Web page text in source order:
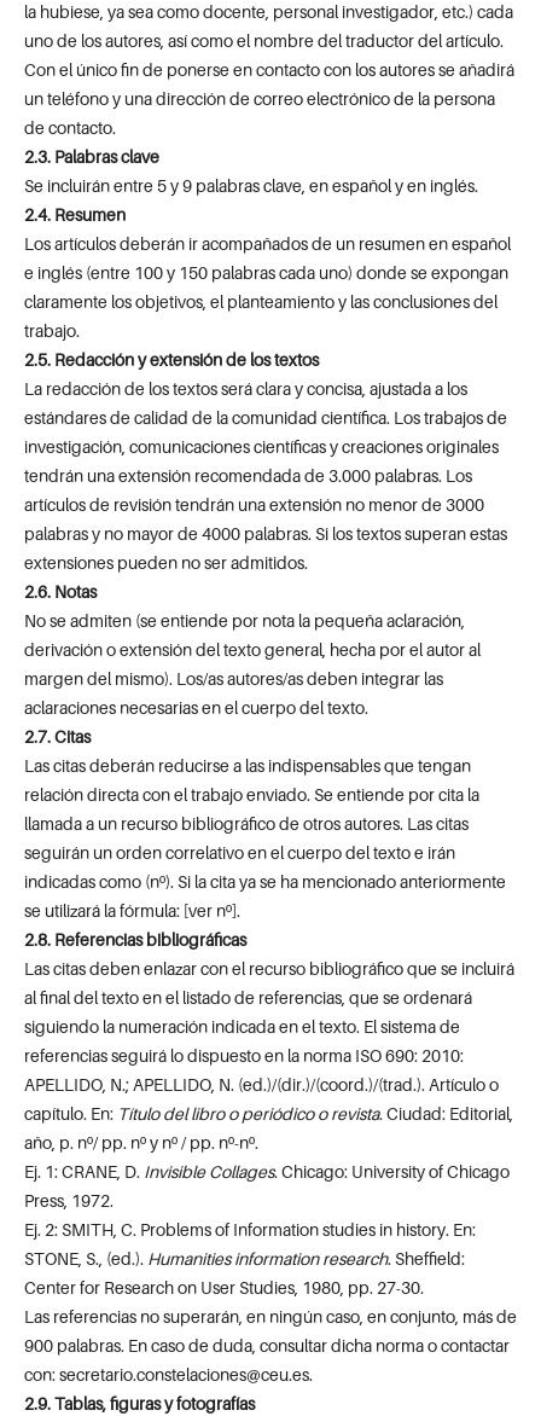
la hubiese, ya sea como docente, personal investigador, etc.) cada
uno de los autores, así como el nombre del traductor del artículo.
Con el único fin de ponerse en contacto con los autores se añadirá
un teléfono y una dirección de correo electrónico de la persona
de contacto.
2.3. Palabras clave
Se incluirán entre 5 y 9 palabras clave, en español y en inglés.
2.4. Resumen
Los artículos deberán ir acompañados de un resumen en español
e inglés (entre 100 y 150 palabras cada uno) donde se expongan
claramente los objetivos, el planteamiento y las conclusiones del
trabajo.
2.5. Redacción y extensión de los textos
La redacción de los textos será clara y concisa, ajustada a los
estándares de calidad de la comunidad científica. Los trabajos de
investigación, comunicaciones científicas y creaciones originales
tendrán una extensión recomendada de 3.000 palabras. Los
artículos de revisión tendrán una extensión no menor de 3000
palabras y no mayor de 4000 palabras. Si los textos superan estas
extensiones pueden no ser admitidos.
2.6. Notas
No se admiten (se entiende por nota la pequeña aclaración,
derivación o extensión del texto general, hecha por el autor al
margen del mismo). Los/as autores/as deben integrar las
aclaraciones necesarias en el cuerpo del texto.
2.7. Citas
Las citas deberán reducirse a las indispensables que tengan
relación directa con el trabajo enviado. Se entiende por cita la
llamada a un recurso bibliográfico de otros autores. Las citas
seguirán un orden correlativo en el cuerpo del texto e irán
indicadas como (nº). Si la cita ya se ha mencionado anteriormente
se utilizará la fórmula: [ver nº].
2.8. Referencias bibliográficas
Las citas deben enlazar con el recurso bibliográfico que se incluirá
al final del texto en el listado de referencias, que se ordenará
siguiendo la numeración indicada en el texto. El sistema de
referencias seguirá lo dispuesto en la norma ISO 690: 2010:
APELLIDO, N.; APELLIDO, N. (ed.)/(dir.)/(coord.)/(trad.). Artículo o
capítulo. En: Título del libro o periódico o revista. Ciudad: Editorial,
año, p. nº/ pp. nº y nº / pp. nº-nº.
Ej. 1: CRANE, D. Invisible Collages. Chicago: University of Chicago
Press, 1972.
Ej. 2: SMITH, C. Problems of Information studies in history. En:
STONE, S., (ed.). Humanities information research. Sheffield:
Center for Research on User Studies, 1980, pp. 27-30.
Las referencias no superarán, en ningún caso, en conjunto, más de
900 palabras. En caso de duda, consultar dicha norma o contactar
con:secretario.constelaciones@ceu.es.
2.9. Tablas, figuras y fotografías